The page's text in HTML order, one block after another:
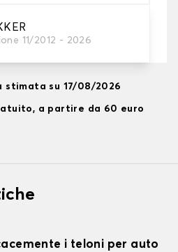
11/2012 - 2026
adatto alle tue esigenze
stimata su 17/08/2026
a partire da 60 euro
i teloni per auto